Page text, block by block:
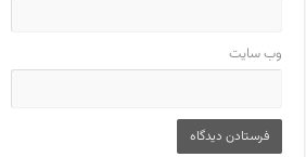
وب‌ سایت